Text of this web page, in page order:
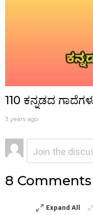
110 ಕನ್ನಡದ
3 years ago
ನಿಮ್ಮದೊಂದು
ಉತ್ತರ
8 Comments
Expand All